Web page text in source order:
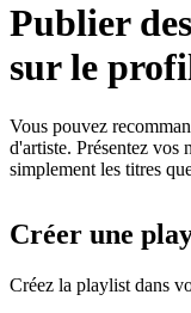
Publier
sur le
Vous pouvez
d'artiste. Présentez vos
simplement les titres
Créer une
Créez la playlist dans